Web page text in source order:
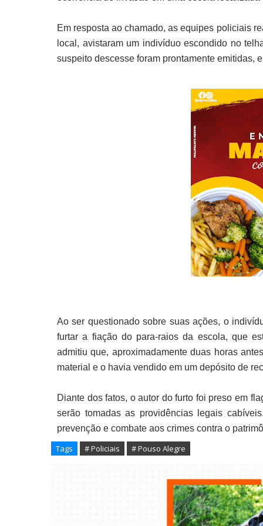
Em resposta ao chamado, as equipes policiais
local, avistaram um indivíduo escondido no
suspeito descesse foram prontamente emitidas,
Ao ser questionado sobre suas ações, o
furtar a fiação do para-raios da escola, que
admitiu que, aproximadamente duas horas
material e o havia vendido em um depósito de
Diante dos fatos, o autor do furto foi preso em
serão tomadas as providências legais
prevenção e combate aos crimes contra o
Tags # Policiais # Pouso Alegre